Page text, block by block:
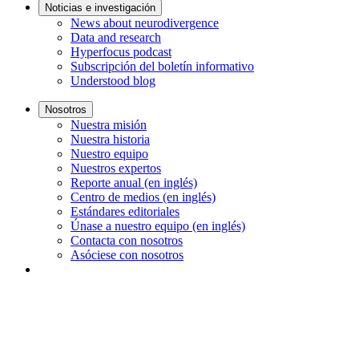
Noticias e investigación
News about neurodivergence
Data and research
Hyperfocus podcast
Subscripción del boletín informativo
Understood blog
Nosotros
Nuestra misión
Nuestra historia
Nuestro equipo
Nuestros expertos
Reporte anual (en inglés)
Centro de medios (en inglés)
Estándares editoriales
Únase a nuestro equipo (en inglés)
Contacta con nosotros
Asóciese con nosotros